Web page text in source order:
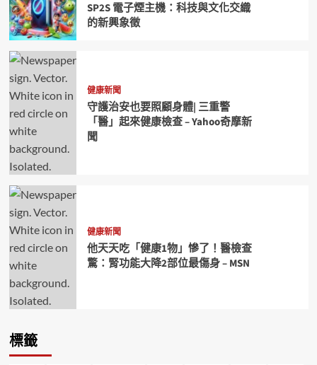
SP2S 電子煙主機：科技與文化交織
的新興象徵
健康新聞
守護治安也要照顧身體| 三重警
「醫」起來健康檢查 – Yahoo奇摩新
聞
健康新聞
他天天吃「健康1物」慘了！醫檢查
驚：腎功能大降2部位最傷身 – MSN
標籤